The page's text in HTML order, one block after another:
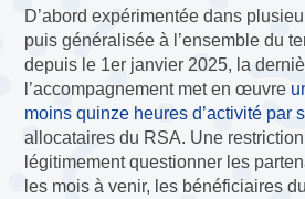
D’abord expérimentée dans
puis généralisée à l’ensemble du
depuis le 1er janvier 2025, la
l’accompagnement met en œuvre
moins quinze heures d’activité par
allocataires du RSA. Une
légitimement questionner les
les mois à venir, les bénéficiaires